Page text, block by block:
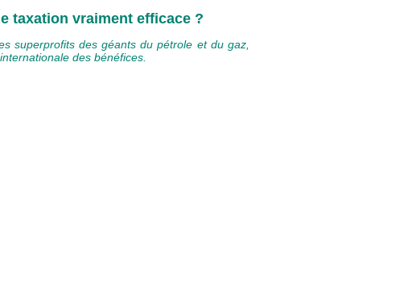
taxation vraiment efficace ?
superprofits des géants du pétrole et du gaz,
des bénéfices.